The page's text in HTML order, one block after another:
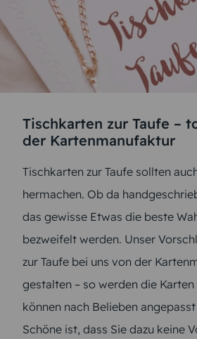
Tischkarten zur Taufe –
der Kartenmanufaktur
Tischkarten zur Taufe sollten
hermachen. Ob da
das gewisse Etwas die beste
bezweifelt werden. Unser
zur Taufe bei uns von der
gestalten – so werden die
können nach Belieben
Schöne ist, dass Sie dazu keine